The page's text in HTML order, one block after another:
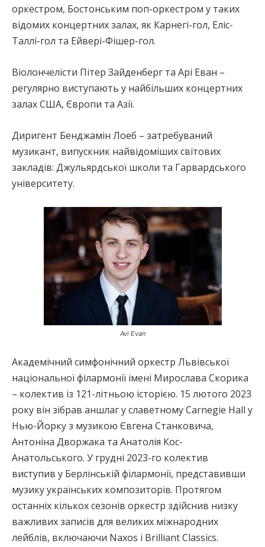
оркестром, Бостонським поп-оркестром у таких
відомих концертних залах, як Карнегі-гол, Еліс-
Таллі-гол та Ейвері-Фішер-гол.
Віолончелісти Пітер Зайденберг та Арі Еван –
регулярно виступають у найбільших концертних
залах США, Європи та Азії.
Диригент Бенджамін Лоеб – затребуваний
музикант, випускник найвідоміших світових
закладів: Джульярдської школи та Гарвардського
університету.
Avi Evan
Академічний симфонічний оркестр Львівської
національної філармонії імені Мирослава Скорика
– колектив із 121-літньою історією. 15 лютого 2023
року він зібрав аншлаг у славетному Carnegie Hall у
Нью-Йорку з музикою Євгена Станковича,
Антоніна Дворжака та Анатолія Кос-
Анатольського. У грудні 2023-го колектив
виступив у Берлінській філармонії, представивши
музику українських композиторів. Протягом
останніх кількох сезонів оркестр здійснив низку
важливих записів для великих міжнародних
лейблів, включаючи Naxos і Brilliant Classics.